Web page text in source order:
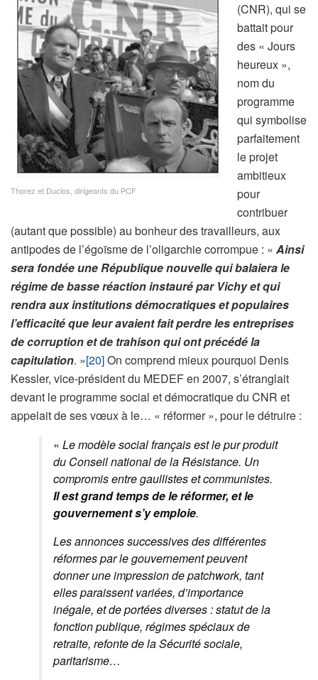
Thorez et Duclos, dirigeants du PCF
(CNR), qui se
battait pour
des « Jours
heureux »,
nom du
programme
qui symbolise
parfaitement
le projet
ambitieux
pour
contribuer
(autant que possible) au bonheur des travailleurs, aux
antipodes de l’égoïsme de l’oligarchie corrompue : « Ainsi
sera fondée une République nouvelle qui balaiera le
régime de basse réaction instauré par Vichy et qui
rendra aux institutions démocratiques et populaires
l’efficacité que leur avaient fait perdre les entreprises
de corruption et de trahison qui ont précédé la
capitulation. »[20]On comprend mieux pourquoi Denis
Kessler, vice-président du MEDEF en 2007, s’étranglait
devant le programme social et démocratique du CNR et
appelait de ses vœux à le… « réformer », pour le détruire :
« Le modèle social français est le pur produit
du Conseil national de la Résistance. Un
compromis entre gaullistes et communistes.
Il est grand temps de le réformer, et le
gouvernement s’y emploie.
Les annonces successives des différentes
réformes par le gouvernement peuvent
donner une impression de patchwork, tant
elles paraissent variées, d’importance
inégale, et de portées diverses : statut de la
fonction publique, régimes spéciaux de
retraite, refonte de la Sécurité sociale,
paritarisme…